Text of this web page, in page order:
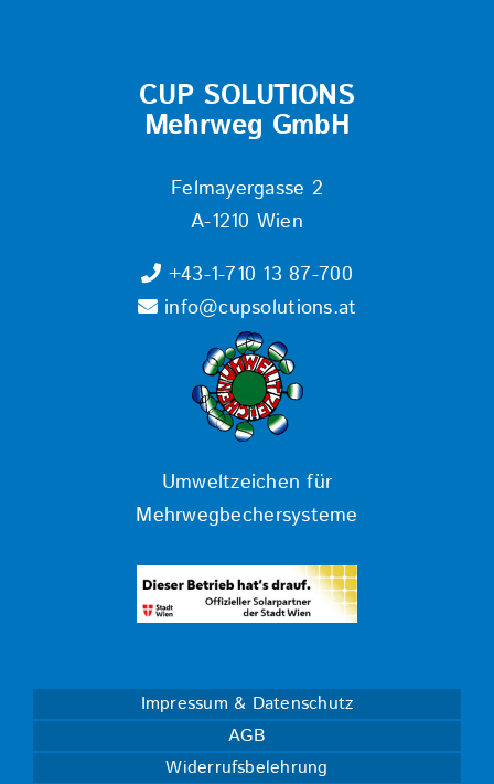
CUP SOLUTIONS
Mehrweg GmbH
Felmayergasse 2
A-1210 Wien
+43-1-710 13 87-700
info@cupsolutions.at
Umweltzeichen für
Mehrwegbechersysteme
Impressum & Datenschutz
AGB
Widerrufsbelehrung